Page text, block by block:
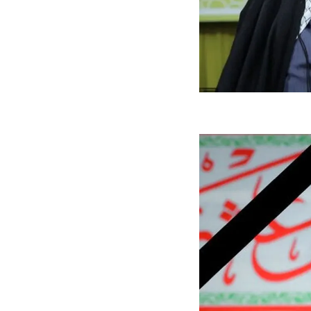
سریع‌تر، پنهان‌کارتر و
ایرانی | پهپاد انتحاری
هواپیمای مرموز E-11A BACN چیست؟